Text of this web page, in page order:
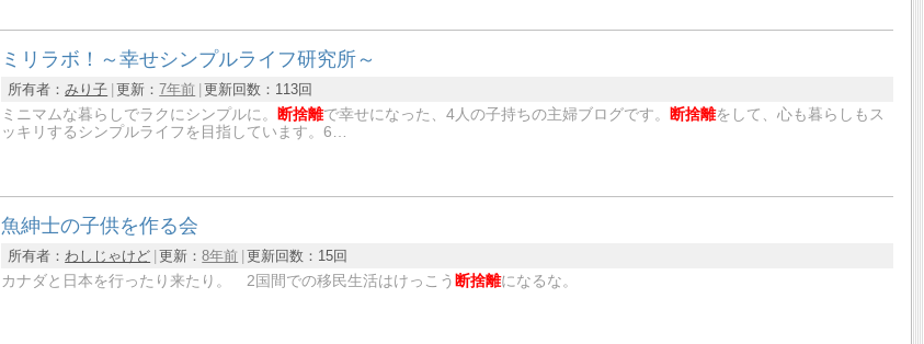
ミリラボ！～幸せシンプルライフ研究所～
所有者：みり子 更新：7年前 更新回数： 113回
ミニマムな暮らしでラクにシンプルに。
断捨離で幸せになった、4人の子持ちの主婦ブログです。 断捨離をして、心も暮らしもス
ッキリするシンプルライフを目指しています。6…
魚紳士の子供を作る会
所有者： わしじゃけど 更新：8年前 更新回数： 15回
カナダと日本を行ったり来たり。 2国間での移民生活はけっこう 断捨離になるな。